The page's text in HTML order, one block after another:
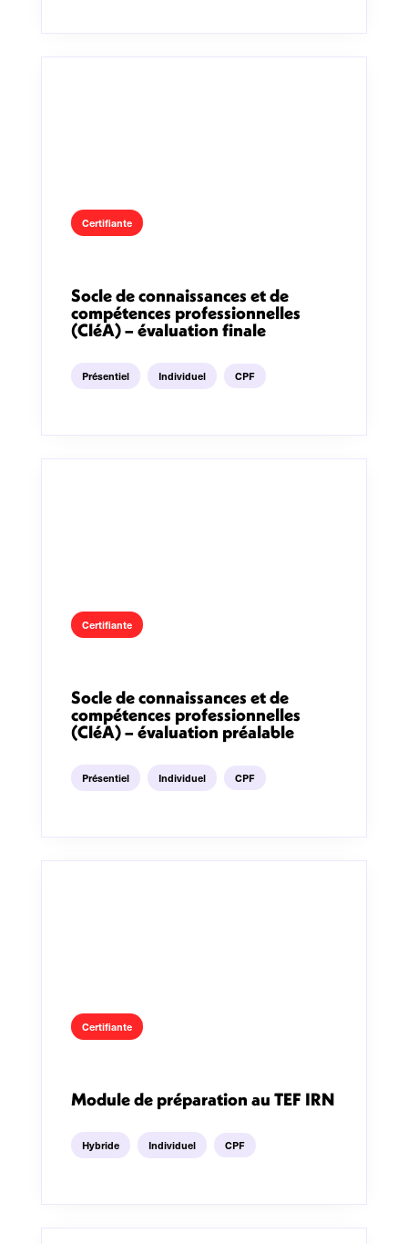
Certifiante
Socle de connaissances et de
compétences professionnelles
(CléA) – évaluation finale
Présentiel Individuel CPF
Certifiante
Socle de connaissances et de
compétences professionnelles
(CléA) – évaluation préalable
Présentiel Individuel CPF
Certifiante
Module de préparation au TEF IRN
Hybride Individuel CPF